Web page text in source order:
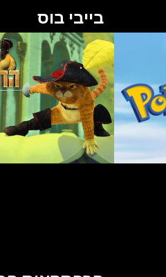
בייבי בוס